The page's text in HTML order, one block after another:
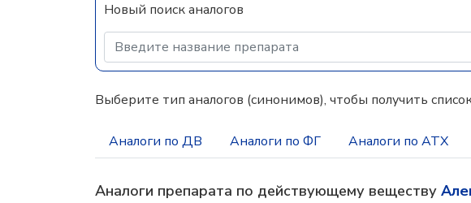
Новый поиск аналогов
Выберите тип аналогов (синонимов), чтобы получить
Аналоги по ДВ Аналоги по ФГ Аналоги по АТХ
Аналоги препарата по действующему веществу